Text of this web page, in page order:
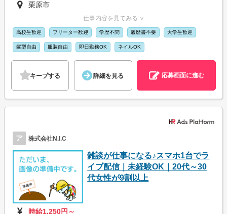
栗原市
仕事内容を見てみる ∨
高校生歓迎 フリーター歓迎 学歴不問 履歴書不要 大学生歓迎
髪型自由 服装自由 即日勤務OK ネイルOK
キープする 詳細を見る 応募画面に進む
ア 株式会社N.I.C
雑談が仕事になる♪スマホ1台でラ
イブ配信｜未経験OK｜20代～30
代女性が9割以上
時給1,250円～